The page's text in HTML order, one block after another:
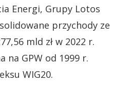
Energi, Grupy Lotos
przychody ze
mld zł w 2022 r.
na GPW od 1999 r.
WIG20.